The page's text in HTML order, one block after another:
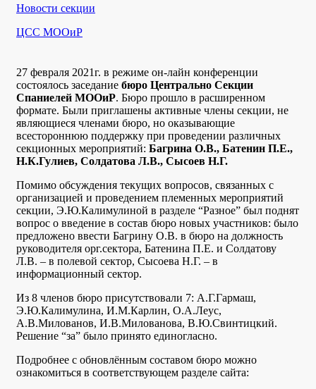
Рубрики
Новости секции
Автор
ЦСС МООиР
27 февраля 2021г. в режиме он-лайн конференции
состоялось заседание бюро Центрально Секции
Спаниелей МООиР. Бюро прошло в расширенном
формате. Были приглашены активные члены секции, не
являющиеся членами бюро, но оказывающие
всестороннюю поддержку при проведении различных
секционных мероприятий: Багрина О.В., Батенин П.Е.,
Н.К.Гулиев, Солдатова Л.В., Сысоев Н.Г.
Помимо обсуждения текущих вопросов, связанных с
организацией и проведением племенных мероприятий
секции, Э.Ю.Калимулиной в разделе “Разное” был поднят
вопрос о введение в состав бюро новых участников: было
предложено ввести Багрину О.В. в бюро на должность
руководителя орг.сектора, Батенина П.Е. и Солдатову
Л.В. – в полевой сектор, Сысоева Н.Г. – в
информационный сектор.
Из 8 членов бюро присутствовали 7: А.Г.Гармаш,
Э.Ю.Калимулина, И.М.Карлин, О.А.Леус,
А.В.Милованов, И.В.Милованова, В.Ю.Свинтицкий.
Решение “за” было принято единогласно.
Подробнее с обновлённым составом бюро можно
ознакомиться в соответствующем разделе сайта: